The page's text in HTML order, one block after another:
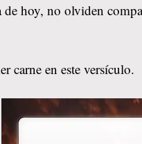
de hoy, no olviden
carne en este versículo.